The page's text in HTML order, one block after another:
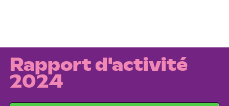
Rapport d'activité
2024